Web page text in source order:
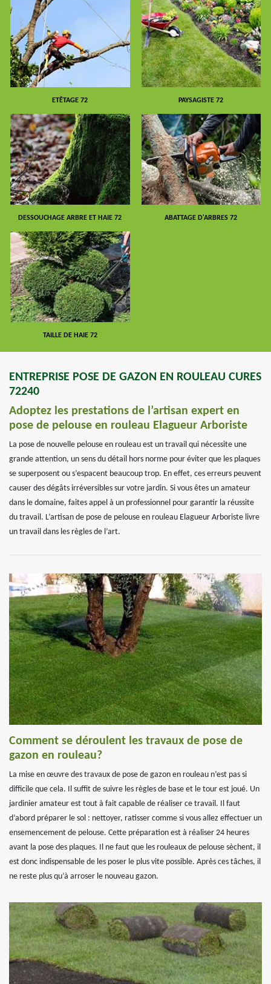
ETÊTAGE 72 PAYSAGISTE 72
DESSOUCHAGE ARBRE ET HAIE 72 ABATTAGE D'ARBRES 72
TAILLE DE HAIE 72
ENTREPRISE POSE DE GAZON EN ROULEAU CURES
72240
Adoptez les prestations de l’artisan expert en
pose de pelouse en rouleau Elagueur Arboriste
La pose de nouvelle pelouse en rouleau est un travail qui nécessite une
grande attention, un sens du détail hors norme pour éviter que les plaques
se superposent ou s’espacent beaucoup trop. En effet, ces erreurs peuvent
causer des dégâts irréversibles sur votre jardin. Si vous êtes un amateur
dans le domaine, faites appel à un professionnel pour garantir la réussite
du travail. L’artisan de pose de pelouse en rouleau Elagueur Arboriste livre
un travail dans les règles de l’art.
Comment se déroulent les travaux de pose de
gazon en rouleau?
La mise en œuvre des travaux de pose de gazon en rouleau n’est pas si
difficile que cela. Il suffit de suivre les règles de base et le tour est joué. Un
jardinier amateur est tout à fait capable de réaliser ce travail. Il faut
d’abord préparer le sol : nettoyer, ratisser comme si vous allez effectuer un
ensemencement de pelouse. Cette préparation est à réaliser 24 heures
avant la pose des plaques. Il ne faut que les rouleaux de pelouse sèchent, il
est donc indispensable de les poser le plus vite possible. Après ces tâches, il
ne reste plus qu’à arroser le nouveau gazon.